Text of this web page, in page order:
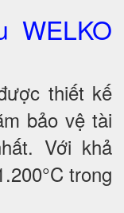
WELKO
thiết kế
bảo vệ tài
Với khả
trong